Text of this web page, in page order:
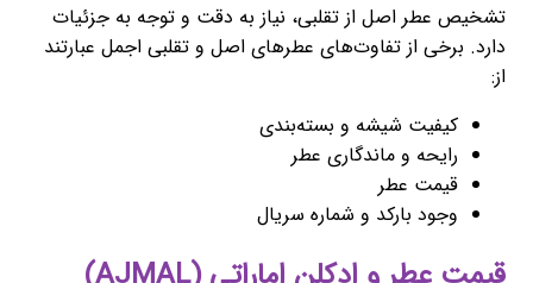
تشخیص عطر اصل از تقلبی، نیاز به دقت و توجه به جزئیات
دارد. برخی از تفاوت‌های عطرهای اصل و تقلبی اجمل عبارتند
از:
کیفیت شیشه و بسته‌بندی
رایحه و ماندگاری عطر
قیمت عطر
وجود بارکد و شماره سریال